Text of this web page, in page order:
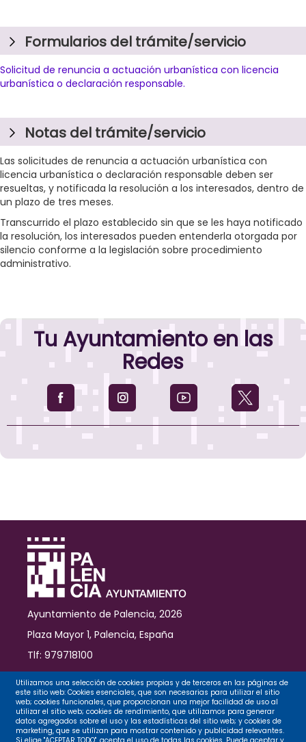
Formularios del trámite/servicio
Solicitud de renuncia a actuación urbanística con licencia
urbanística o declaración responsable.
Notas del trámite/servicio
Las solicitudes de renuncia a actuación urbanística con
licencia urbanística o declaración responsable deben ser
resueltas, y notificada la resolución a los interesados, dentro de
un plazo de tres meses.
Transcurrido el plazo establecido sin que se les haya notificado
la resolución, los interesados pueden entenderla otorgada por
silencio conforme a la legislación sobre procedimiento
administrativo.
Tu Ayuntamiento en las
Redes
Ayuntamiento de Palencia, 2026
Plaza Mayor 1, Palencia, España
Tlf: 979718100
Contacto
Legal
Utilizamos una selección de cookies propias y de terceros en las páginas de
este sitio web: Cookies esenciales, que son necesarias para utilizar el sitio
web; cookies funcionales, que proporcionan una mejor facilidad de uso al
utilizar el sitio web; cookies de rendimiento, que utilizamos para generar
datos agregados sobre el uso y las estadísticas del sitio web; y cookies de
marketing, que se utilizan para mostrar contenido y publicidad relevantes.